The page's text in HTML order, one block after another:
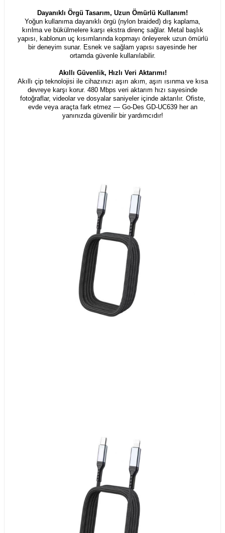
Dayanıklı Örgü Tasarım, Uzun Ömürlü Kullanım!
Yoğun kullanıma dayanıklı örgü (nylon braided) dış kaplama,
kırılma ve bükülmelere karşı ekstra direnç sağlar. Metal başlık
yapısı, kablonun uç kısımlarında kopmayı önleyerek uzun ömürlü
bir deneyim sunar. Esnek ve sağlam yapısı sayesinde her
ortamda güvenle kullanılabilir.
Akıllı Güvenlik, Hızlı Veri Aktarımı!
Akıllı çip teknolojisi ile cihazınızı aşırı akım, aşırı ısınma ve kısa
devreye karşı korur. 480 Mbps veri aktarım hızı sayesinde
fotoğraflar, videolar ve dosyalar saniyeler içinde aktarılır. Ofiste,
evde veya araçta fark etmez — Go-Des GD-UC639 her an
yanınızda güvenilir bir yardımcıdır!